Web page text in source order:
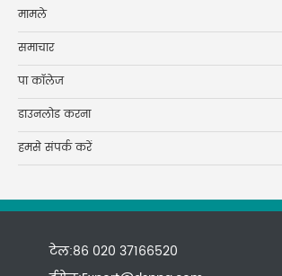
मामले
समाचार
पा कॉलेज
डाउनलोड करना
हमसे संपर्क करें
टेल:86 020 37166520